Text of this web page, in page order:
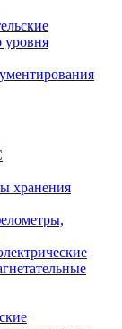
уровня
хранения